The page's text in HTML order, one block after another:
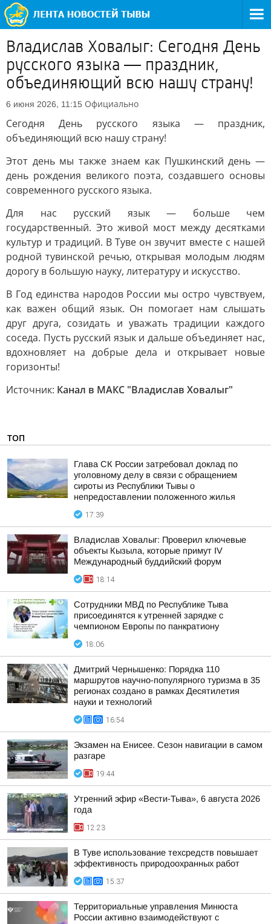
Владислав Ховалыг: Сегодня День
русского языка — праздник,
объединяющий всю нашу страну!
6 июня 2026, 11:15 Официально
Сегодня День русского языка — праздник,
объединяющий всю нашу страну!
Этот день мы также знаем как Пушкинский день —
день рождения великого поэта, создавшего основы
современного русского языка.
Для нас русский язык — больше чем
государственный. Это живой мост между десятками
культур и традиций. В Туве он звучит вместе с нашей
родной тувинской речью, открывая молодым людям
дорогу в большую науку, литературу и искусство.
В Год единства народов России мы остро чувствуем,
как важен общий язык. Он помогает нам слышать
друг друга, созидать и уважать традиции каждого
соседа. Пусть русский язык и дальше объединяет нас,
вдохновляет на добрые дела и открывает новые
горизонты!
Источник: Канал в МАКС "Владислав Ховалыг"
ТОП
Глава СК России затребовал доклад по
уголовному делу в связи с обращением
сироты из Республики Тывы о
непредоставлении положенного жилья
17:39
Владислав Ховалыг: Проверил ключевые
объекты Кызыла, которые примут IV
Международный буддийский форум
18:14
Сотрудники МВД по Республике Тыва
присоединятся к утренней зарядке с
чемпионом Европы по панкратиону
18:06
Дмитрий Чернышенко: Порядка 110
маршрутов научно-популярного туризма в 35
регионах создано в рамках Десятилетия
науки и технологий
16:54
Экзамен на Енисее. Сезон навигации в самом
разгаре
19:44
Утренний эфир «Вести-Тыва», 6 августа 2026
года
12:23
В Туве использование техсредств повышает
эффективность природоохранных работ
15:37
Территориальные управления Минюста
России активно взаимодействуют с